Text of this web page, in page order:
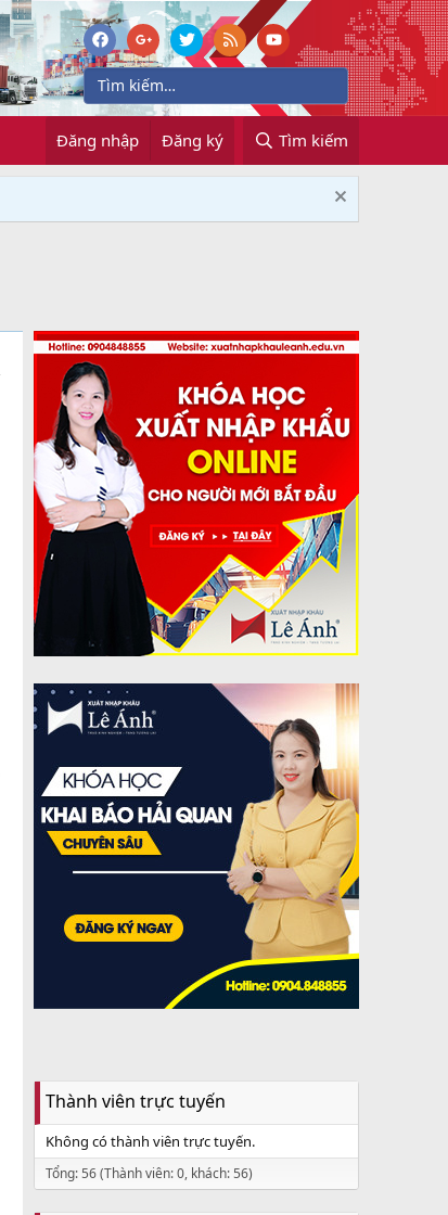
Đăng nhập Đăng ký Tìm kiếm
Thành viên trực tuyến
Không có thành viên trực tuyến.
Tổng: 56 (Thành viên: 0, khách: 56)